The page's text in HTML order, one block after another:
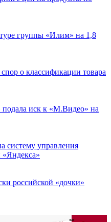
группы «Илим» на 1,8
о классификации товара
иск к «М.Видео» на
систему управления
«Яндекса»
российской «дочки»